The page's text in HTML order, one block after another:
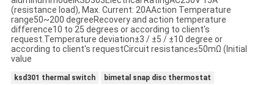
PRIVACY
POLICY
(resistance load), Max. Current: 20AAction Temperature
range50~200 degreeRecovery and action temperature
difference10 to 25 degrees or according to client's
request.Temperature deviation±3 / ±5 / ±10 degree or
according to client's requestCircuit resistance≤50mΩ (Initial
value
ksd301 thermal switch
bimetal snap disc thermostat